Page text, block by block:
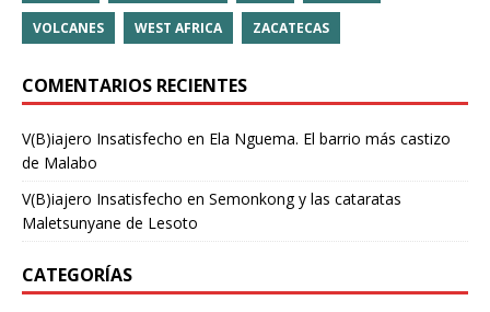
VOLCANES WEST AFRICA ZACATECAS
COMENTARIOS RECIENTES
V(B)iajero Insatisfecho en Ela Nguema. El barrio más castizo
de Malabo
V(B)iajero Insatisfecho en Semonkong y las cataratas
Maletsunyane de Lesoto
CATEGORÍAS